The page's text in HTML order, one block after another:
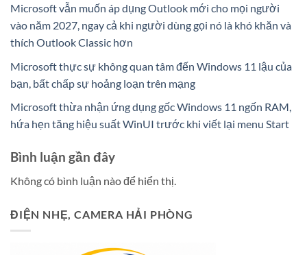
Microsoft vẫn muốn áp dụng Outlook mới cho mọi người
vào năm 2027, ngay cả khi người dùng gọi nó là khó khăn và
thích Outlook Classic hơn
Microsoft thực sự không quan tâm đến Windows 11 lậu của
bạn, bất chấp sự hoảng loạn trên mạng
Microsoft thừa nhận ứng dụng gốc Windows 11 ngốn RAM,
hứa hẹn tăng hiệu suất WinUI trước khi viết lại menu Start
Bình luận gần đây
Không có bình luận nào để hiển thị.
ĐIỆN NHẸ, CAMERA HẢI PHÒNG